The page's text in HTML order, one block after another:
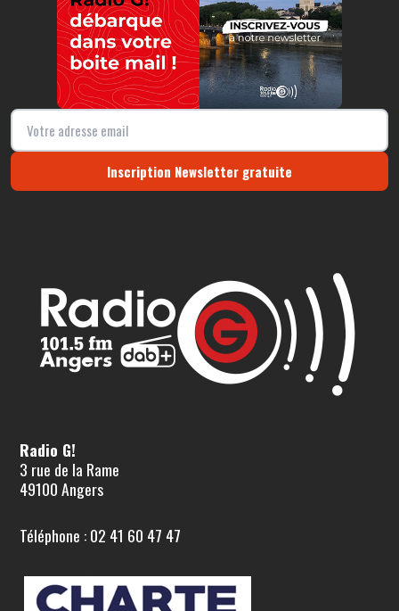
Inscription Newsletter gratuite
Radio G!
3 rue de la Rame
49100 Angers
Téléphone : 02 41 60 47 47